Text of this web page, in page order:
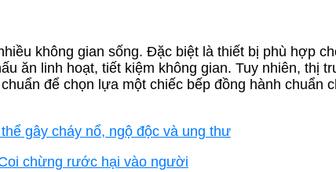
không gian sống. Đặc biệt là thiết bị phù hợp
ăn linh hoạt, tiết kiệm không gian. Tuy nhiên, thị
để chọn lựa một chiếc bếp đồng hành chuẩn
gây cháy nổ, ngộ độc và ung thư
chừng rước hại vào người